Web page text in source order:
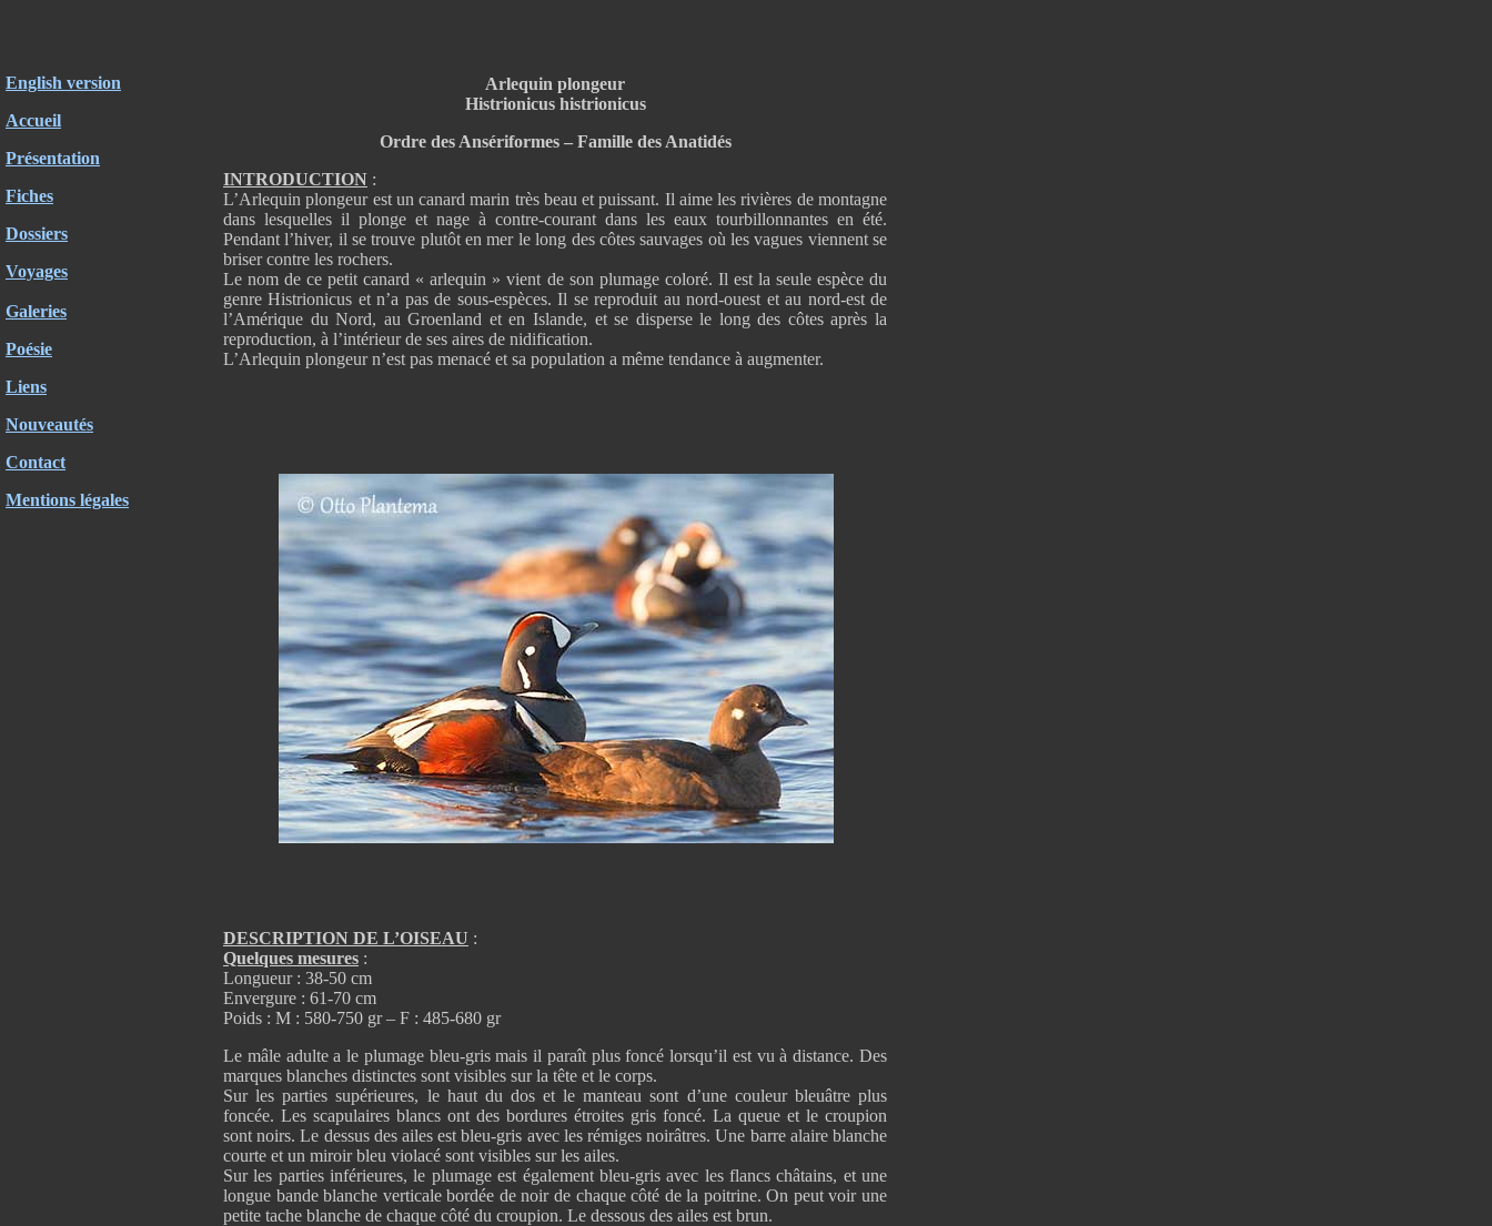
English version
Accueil
Présentation
Fiches
Dossiers
Voyages
Galeries
Poésie
Liens
Nouveautés
Contact
Mentions légales
Arlequin plongeur
Histrionicus histrionicus
Ordre des Ansériformes – Famille des Anatidés
INTRODUCTION :
L’Arlequin plongeur est un canard marin très beau et puissant. Il aime les rivières de montagne
dans lesquelles il plonge et nage à contre-courant dans les eaux tourbillonnantes en été.
Pendant l’hiver, il se trouve plutôt en mer le long des côtes sauvages où les vagues viennent se
briser contre les rochers.
Le nom de ce petit canard « arlequin » vient de son plumage coloré. Il est la seule espèce du
genre Histrionicus et n’a pas de sous-espèces. Il se reproduit au nord-ouest et au nord-est de
l’Amérique du Nord, au Groenland et en Islande, et se disperse le long des côtes après la
reproduction, à l’intérieur de ses aires de nidification.
L’Arlequin plongeur n’est pas menacé et sa population a même tendance à augmenter.
DESCRIPTION DE L’OISEAU :
Quelques mesures :
Longueur : 38-50 cm
Envergure : 61-70 cm
Poids : M : 580-750 gr – F : 485-680 gr
Le mâle adulte a le plumage bleu-gris mais il paraît plus foncé lorsqu’il est vu à distance. Des
marques blanches distinctes sont visibles sur la tête et le corps.
Sur les parties supérieures, le haut du dos et le manteau sont d’une couleur bleuâtre plus
foncée. Les scapulaires blancs ont des bordures étroites gris foncé. La queue et le croupion
sont noirs. Le dessus des ailes est bleu-gris avec les rémiges noirâtres. Une barre alaire blanche
courte et un miroir bleu violacé sont visibles sur les ailes.
Sur les parties inférieures, le plumage est également bleu-gris avec les flancs châtains, et une
longue bande blanche verticale bordée de noir de chaque côté de la poitrine. On peut voir une
petite tache blanche de chaque côté du croupion. Le dessous des ailes est brun.